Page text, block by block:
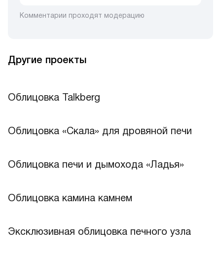
Комментарии проходят модерацию
Другие проекты
Лучшее
Облицовка Talkberg
Облицовка «Скала» для дровяной печи
Облицовка печи и дымохода «Ладья»
Облицовка камина камнем
Эксклюзивная облицовка печного узла